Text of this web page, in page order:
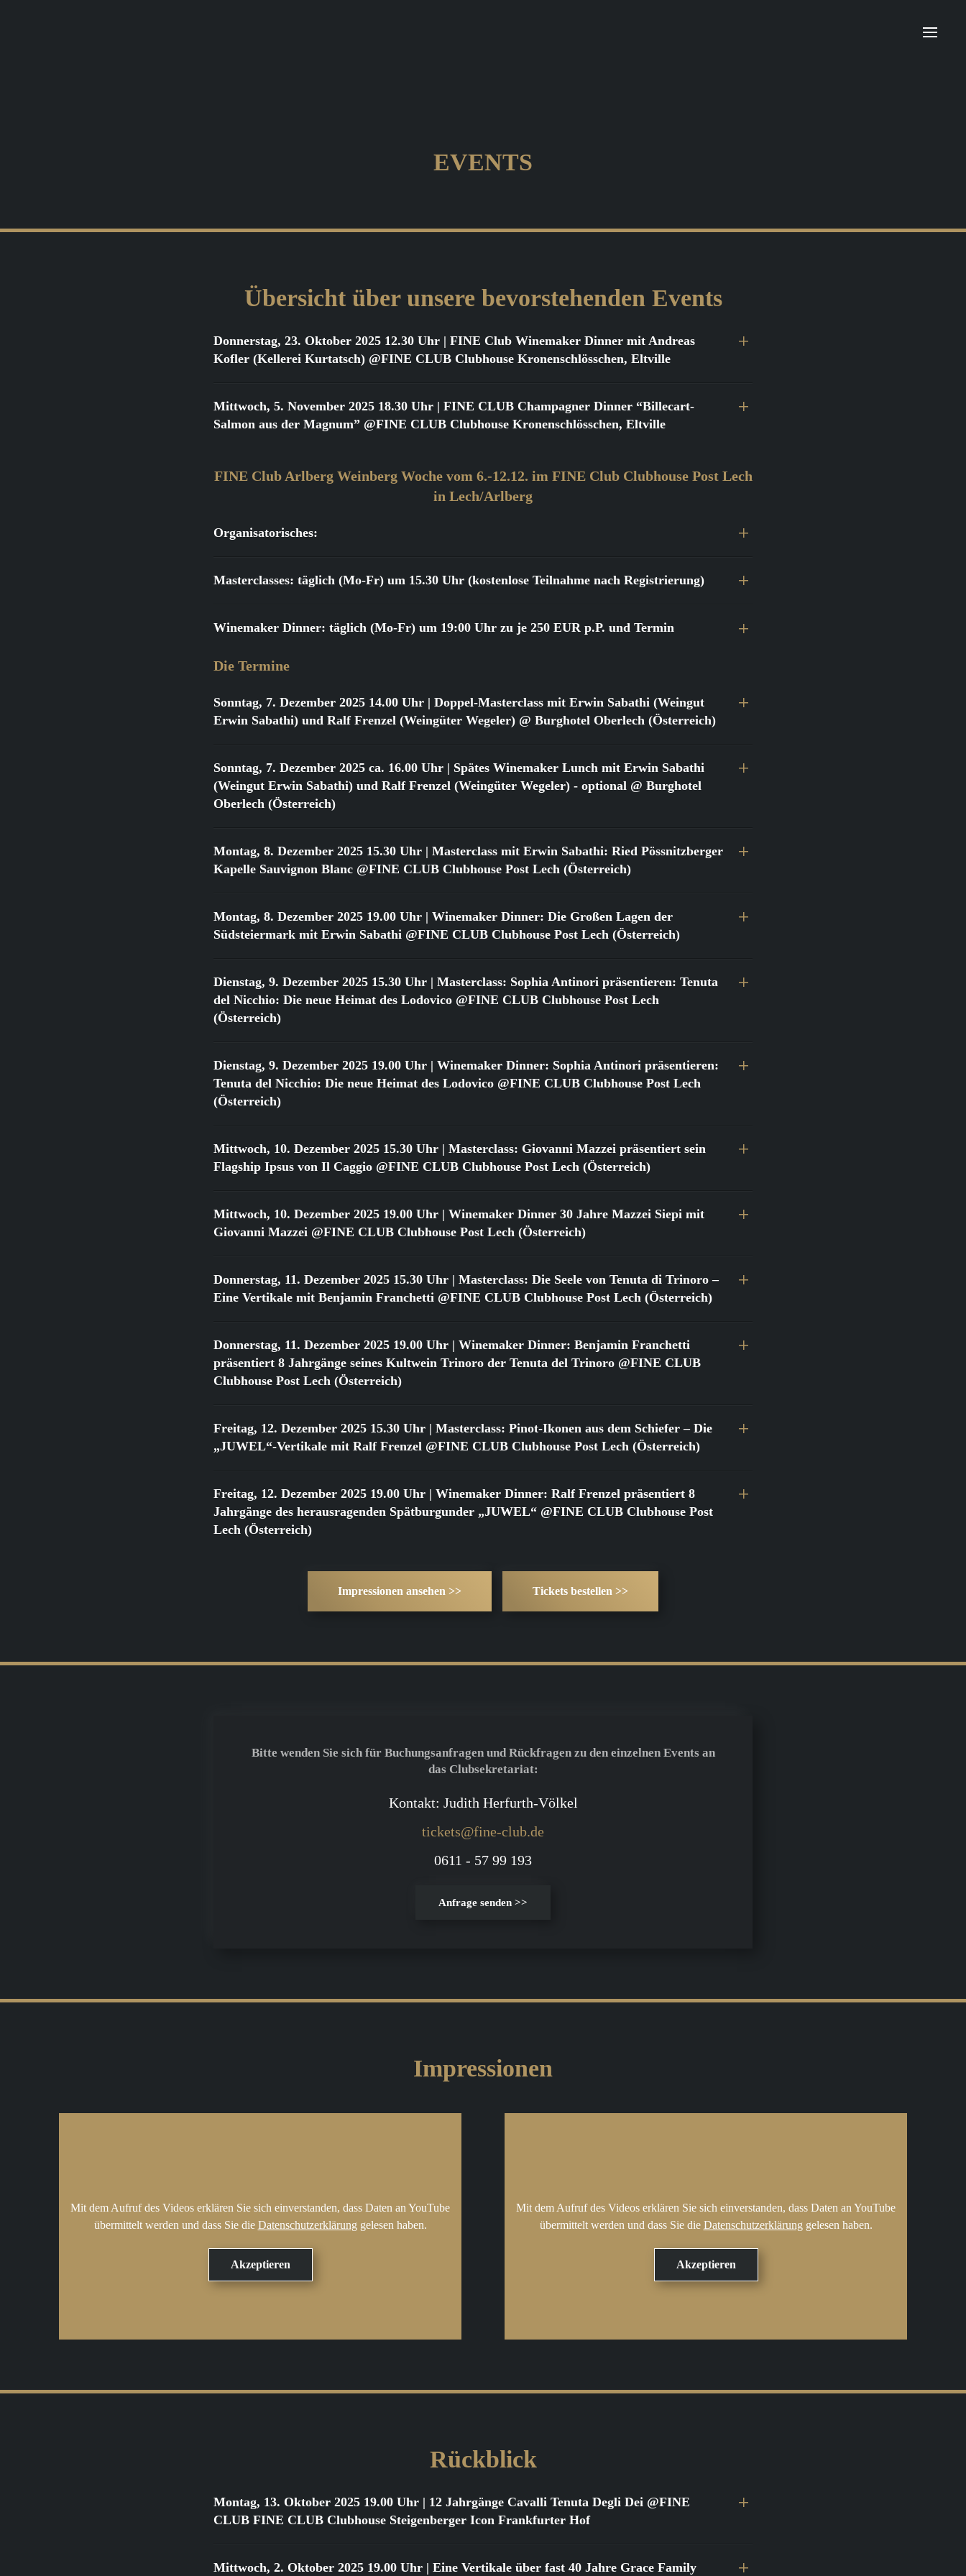
EVENTS
Übersicht über unsere bevorstehenden Events
Donnerstag, 23. Oktober 2025 12.30 Uhr | FINE Club Winemaker Dinner mit Andreas
Kofler (Kellerei Kurtatsch) @FINE CLUB Clubhouse Kronenschlösschen, Eltville
Mittwoch, 5. November 2025 18.30 Uhr | FINE CLUB Champagner Dinner “Billecart-
Salmon aus der Magnum” @FINE CLUB Clubhouse Kronenschlösschen, Eltville
FINE Club Arlberg Weinberg Woche vom 6.-12.12. im FINE Club Clubhouse Post Lech
in Lech/Arlberg
Organisatorisches:
Masterclasses: täglich (Mo-Fr) um 15.30 Uhr (kostenlose Teilnahme nach Registrierung)
Winemaker Dinner: täglich (Mo-Fr) um 19:00 Uhr zu je 250 EUR p.P. und Termin
Die Termine
Sonntag, 7. Dezember 2025 14.00 Uhr | Doppel-Masterclass mit Erwin Sabathi (Weingut
Erwin Sabathi) und Ralf Frenzel (Weingüter Wegeler) @ Burghotel Oberlech (Österreich)
Sonntag, 7. Dezember 2025 ca. 16.00 Uhr | Spätes Winemaker Lunch mit Erwin Sabathi
(Weingut Erwin Sabathi) und Ralf Frenzel (Weingüter Wegeler) - optional @ Burghotel
Oberlech (Österreich)
Montag, 8. Dezember 2025 15.30 Uhr | Masterclass mit Erwin Sabathi: Ried Pössnitzberger
Kapelle Sauvignon Blanc @FINE CLUB Clubhouse Post Lech (Österreich)
Montag, 8. Dezember 2025 19.00 Uhr | Winemaker Dinner: Die Großen Lagen der
Südsteiermark mit Erwin Sabathi @FINE CLUB Clubhouse Post Lech (Österreich)
Dienstag, 9. Dezember 2025 15.30 Uhr | Masterclass: Sophia Antinori präsentieren: Tenuta
del Nicchio: Die neue Heimat des Lodovico @FINE CLUB Clubhouse Post Lech
(Österreich)
Dienstag, 9. Dezember 2025 19.00 Uhr | Winemaker Dinner: Sophia Antinori präsentieren:
Tenuta del Nicchio: Die neue Heimat des Lodovico @FINE CLUB Clubhouse Post Lech
(Österreich)
Mittwoch, 10. Dezember 2025 15.30 Uhr | Masterclass: Giovanni Mazzei präsentiert sein
Flagship Ipsus von Il Caggio @FINE CLUB Clubhouse Post Lech (Österreich)
Mittwoch, 10. Dezember 2025 19.00 Uhr | Winemaker Dinner 30 Jahre Mazzei Siepi mit
Giovanni Mazzei @FINE CLUB Clubhouse Post Lech (Österreich)
Donnerstag, 11. Dezember 2025 15.30 Uhr | Masterclass: Die Seele von Tenuta di Trinoro –
Eine Vertikale mit Benjamin Franchetti @FINE CLUB Clubhouse Post Lech (Österreich)
Donnerstag, 11. Dezember 2025 19.00 Uhr | Winemaker Dinner: Benjamin Franchetti
präsentiert 8 Jahrgänge seines Kultwein Trinoro der Tenuta del Trinoro @FINE CLUB
Clubhouse Post Lech (Österreich)
Freitag, 12. Dezember 2025 15.30 Uhr | Masterclass: Pinot-Ikonen aus dem Schiefer – Die
„JUWEL“-Vertikale mit Ralf Frenzel @FINE CLUB Clubhouse Post Lech (Österreich)
Freitag, 12. Dezember 2025 19.00 Uhr | Winemaker Dinner: Ralf Frenzel präsentiert 8
Jahrgänge des herausragenden Spätburgunder „JUWEL“ @FINE CLUB Clubhouse Post
Lech (Österreich)
Impressionen ansehen >> Tickets bestellen >>
Bitte wenden Sie sich für Buchungsanfragen und Rückfragen zu den einzelnen Events an
das Clubsekretariat:
Kontakt: Judith Herfurth-Völkel
tickets@fine-club.de
0611 - 57 99 193
Anfrage senden >>
Impressionen
Mit dem Aufruf des Videos erklären Sie sich einverstanden, dass Daten an YouTube
übermittelt werden und dass Sie die Datenschutzerklärung gelesen haben.
Mit dem Aufruf des Videos erklären Sie sich einverstanden, dass Daten an YouTube
übermittelt werden und dass Sie die Datenschutzerklärung gelesen haben.
Rückblick
Montag, 13. Oktober 2025 19.00 Uhr | 12 Jahrgänge Cavalli Tenuta Degli Dei @FINE
CLUB FINE CLUB Clubhouse Steigenberger Icon Frankfurter Hof
Mittwoch, 2. Oktober 2025 19.00 Uhr | Eine Vertikale über fast 40 Jahre Grace Family